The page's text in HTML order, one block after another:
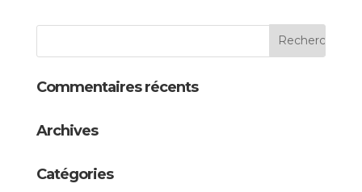
Commentaires récents
Archives
Catégories